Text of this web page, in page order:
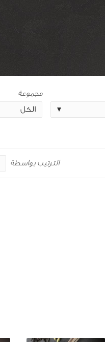
مجموعة
الترتيب بواسطة